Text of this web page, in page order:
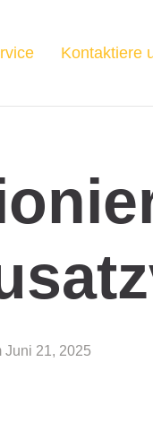
Kontaktiere
Juni 21, 2025